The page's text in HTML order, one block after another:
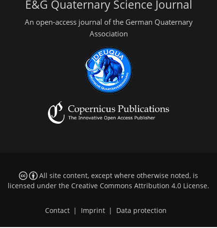
E&G Quaternary Science Journal
An open-access journal of the German Quaternary
Association
All site content, except where otherwise noted, is
licensed under the Creative Commons Attribution 4.0 License.
Contact Imprint Data protection